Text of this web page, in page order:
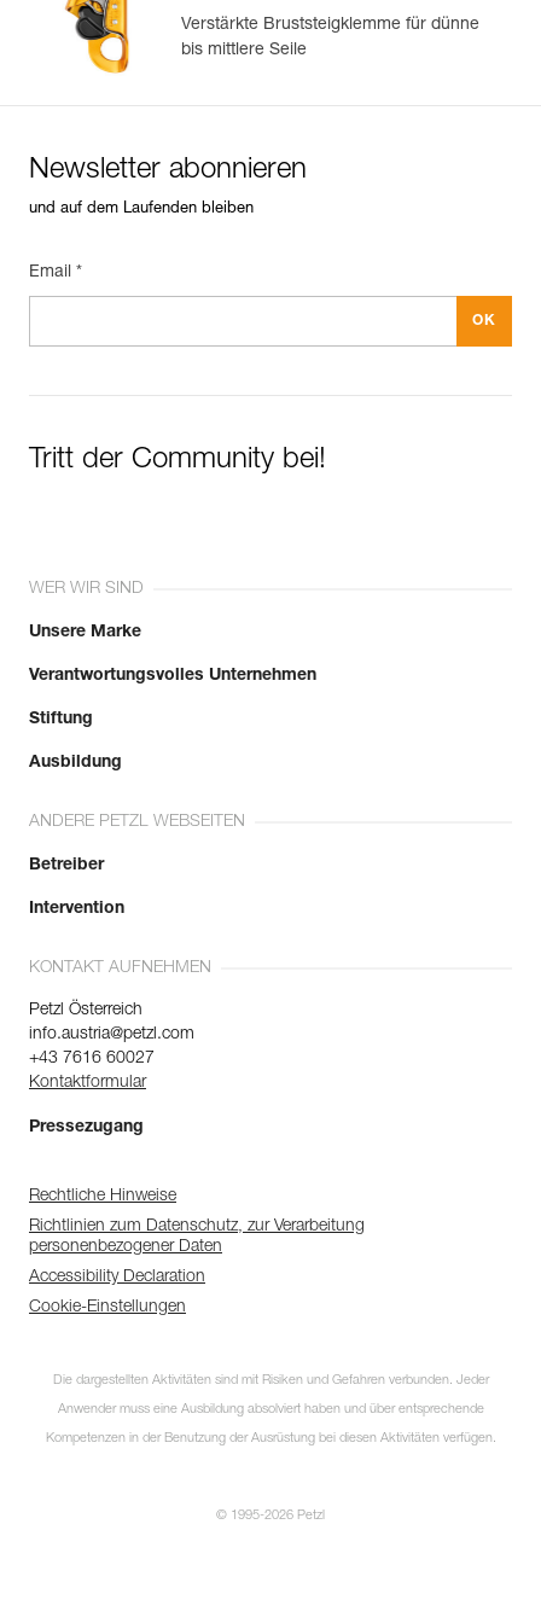
Verstärkte Bruststeigklemme für dünne
bis mittlere Seile
Newsletter abonnieren
und auf dem Laufenden bleiben
Email *
Tritt der Community bei!
WER WIR SIND
Unsere Marke
Verantwortungsvolles Unternehmen
Stiftung
Ausbildung
ANDERE PETZL WEBSEITEN
Betreiber
Intervention
KONTAKT AUFNEHMEN
Petzl Österreich
info.austria@petzl.com
+43 7616 60027
Kontaktformular
Pressezugang
Rechtliche Hinweise
Richtlinien zum Datenschutz, zur Verarbeitung
personenbezogener Daten
Accessibility Declaration
Cookie-Einstellungen
Die dargestellten Aktivitäten sind mit Risiken und Gefahren verbunden. Jeder
Anwender muss eine Ausbildung absolviert haben und über entsprechende
Kompetenzen in der Benutzung der Ausrüstung bei diesen Aktivitäten verfügen.
© 1995-2026 Petzl